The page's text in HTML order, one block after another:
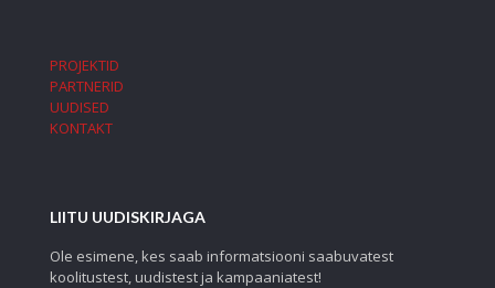
PROJEKTID
PARTNERID
UUDISED
KONTAKT
LIITU UUDISKIRJAGA
Ole esimene, kes saab informatsiooni saabuvatest
koolitustest, uudistest ja kampaaniatest!